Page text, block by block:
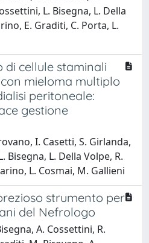
L. Bisegna, L. Della
E. Graditi, C. Porta, L.
cellule staminali
mieloma multiplo
peritoneale:
gestione
I. Casetti, S. Girlanda,
Bisegna, L. Della Volpe, R.
L. Cosmai, M. Gallieni
strumento per
del Nefrologo
A. Cossettini, R.